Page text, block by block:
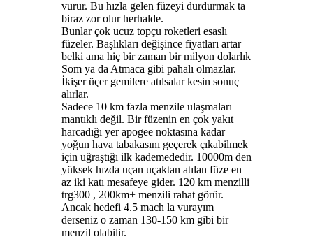
vurur. Bu hızla gelen füzeyi durdurmak ta
biraz zor olur herhalde.
Bunlar çok ucuz topçu roketleri esaslı
füzeler. Başlıkları değişince fiyatları artar
belki ama hiç bir zaman bir milyon dolarlık
Som ya da Atmaca gibi pahalı olmazlar.
İkişer üçer gemilere atılsalar kesin sonuç
alırlar.
Sadece 10 km fazla menzile ulaşmaları
mantıklı değil. Bir füzenin en çok yakıt
harcadığı yer apogee noktasına kadar
yoğun hava tabakasını geçerek çıkabilmek
için uğraştığı ilk kademededir. 10000m den
yüksek hızda uçan uçaktan atılan füze en
az iki katı mesafeye gider. 120 km menzilli
trg300 , 200km+ menzili rahat görür.
Ancak hedefi 4.5 mach la vurayım
derseniz o zaman 130-150 km gibi bir
menzil olabilir.